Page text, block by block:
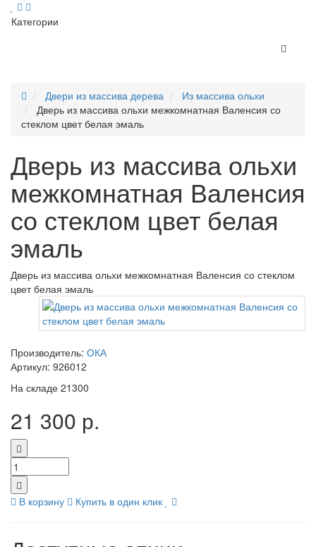
Категории
Двери из массива дерева
Из массива ольхи
Дверь из массива ольхи межкомнатная Валенсия со
стеклом цвет белая эмаль
Дверь из массива ольхи
межкомнатная Валенсия
со стеклом цвет белая
эмаль
Дверь из массива ольхи межкомнатная Валенсия со стеклом
цвет белая эмаль
Производитель: ОКА
Артикул: 926012
На складе 21300
21 300 р.
В корзину Купить в один клик